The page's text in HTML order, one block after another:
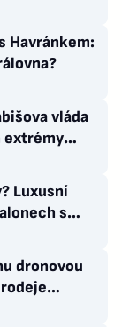
Havránkem:
vláda
extrémy
Luxusní
s
dronovou